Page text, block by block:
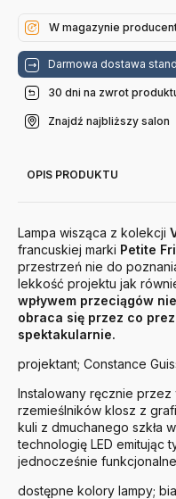
W magazynie
Darmowa dostawa
30 dni na zwrot
Znajdź najbliższy salon
OPIS PRODUKTU
Lampa wisząca z kolekcji
francuskiej marki Petite
przestrzeń nie do
lekkość projektu jak
wpływem przeciągów
obraca się przez co
spektakularnie.
projektant; Constance
Instalowany ręcznie
rzemieślników klosz z
kuli z dmuchanego szkła
technologię LED emitując
jednocześnie funkcjonalne
dostępne kolory lampy;